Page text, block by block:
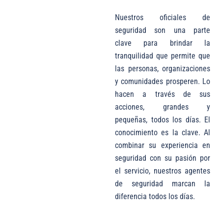
Nuestros oficiales de
seguridad son una parte
clave para brindar la
tranquilidad que permite que
las personas, organizaciones
y comunidades prosperen. Lo
hacen a través de sus
acciones, grandes y
pequeñas, todos los días. El
conocimiento es la clave. Al
combinar su experiencia en
seguridad con su pasión por
el servicio, nuestros agentes
de seguridad marcan la
diferencia todos los días.